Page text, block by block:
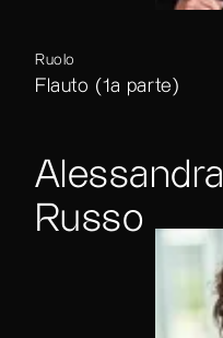
Ruolo
Flauto (1a parte)
Alessandra
Russo